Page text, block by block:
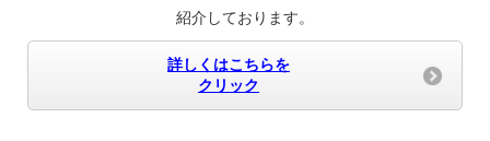
紹介しております。
詳しくはこちらを
クリック